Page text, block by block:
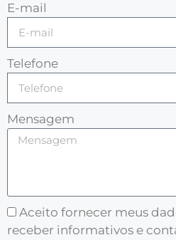
E-mail
Telefone
Mensagem
Aceito fornecer meus
receber informativos e